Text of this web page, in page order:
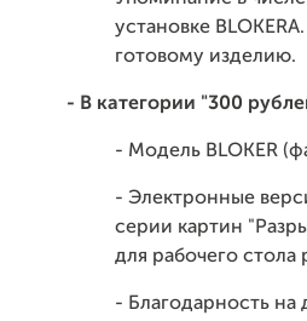
установке
готовому изделию.
- В категории "300
- Модель BLOKER
- Электронные
серии картин
для рабочего
- Благодарность на